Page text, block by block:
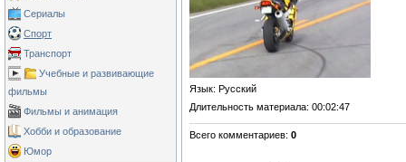
Сериалы
Спорт
Транспорт
Учебные и развивающие
фильмы
Фильмы и анимация
Хобби и образование
Юмор
Язык: Русский
Длительность материала: 00:02:47
Всего комментариев: 0